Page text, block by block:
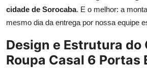
cidade de Sorocaba. E o melhor: a
mesmo dia da entrega por nossa equipe
Design e Estrutura do
Roupa Casal 6 Portas